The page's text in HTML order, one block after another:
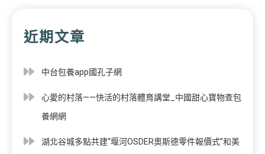
近期文章
中台包養app國孔子網
心愛的村落——快活的村落體育講堂_中國甜心寶物查包
養網網
湖北谷城多點共建“堰河OSDER奧斯德零件報價式”和美